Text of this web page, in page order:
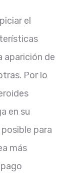
el
aparición de
Por lo
en su
para
más